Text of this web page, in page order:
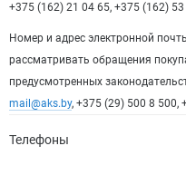
+375 (162) 21 04 65, +375 (162) 53
Номер и адрес электронной
рассматривать обращения
предусмотренных
mail@aks.by, +375 (29) 500 8 500,
Телефоны